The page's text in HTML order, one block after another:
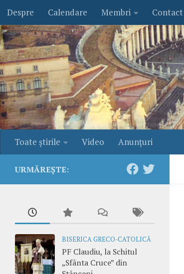
Skip to content
Despre Calendare Membri Contact
Toate ştirile Video Anunţuri
URMĂREȘTE:
BISERICA GRECO-CATOLICĂ
PF Claudiu, la Schitul
„Sfânta Cruce” din